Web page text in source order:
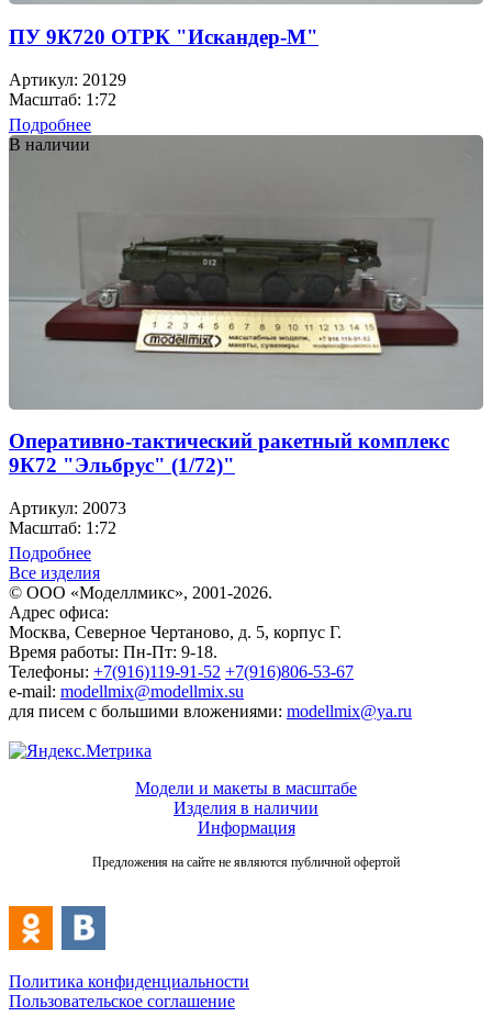
ПУ 9К720 ОТРК "Искандер-М"
Артикул: 20129
Масштаб: 1:72
Подробнее
В наличии
Оперативно-тактический ракетный комплекс
9К72 "Эльбрус" (1/72)"
Артикул: 20073
Масштаб: 1:72
Подробнее
Все изделия
© ООО «Моделлмикс», 2001-2026.
Адрес офиса:
Москва, Северное Чертаново, д. 5, корпус Г.
Время работы: Пн-Пт: 9-18.
Телефоны: +7(916)119-91-52 +7(916)806-53-67
e-mail: modellmix@modellmix.su
для писем с большими вложениями: modellmix@ya.ru
Модели и макеты в масштабе
Изделия в наличии
Информация
Предложения на сайте не являются публичной офертой
Политика конфиденциальности
Пользовательское соглашение